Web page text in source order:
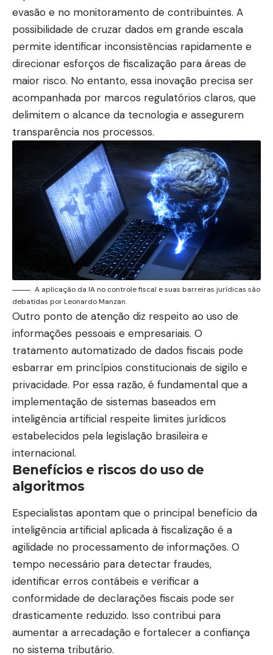
evasão e no monitoramento de contribuintes. A
possibilidade de cruzar dados em grande escala
permite identificar inconsistências rapidamente e
direcionar esforços de fiscalização para áreas de
maior risco. No entanto, essa inovação precisa ser
acompanhada por marcos regulatórios claros, que
delimitem o alcance da tecnologia e assegurem
transparência nos processos.
A aplicação da IA no controle fiscal e suas barreiras jurídicas são
debatidas por Leonardo Manzan.
Outro ponto de atenção diz respeito ao uso de
informações pessoais e empresariais. O
tratamento automatizado de dados fiscais pode
esbarrar em princípios constitucionais de sigilo e
privacidade. Por essa razão, é fundamental que a
implementação de sistemas baseados em
inteligência artificial respeite limites jurídicos
estabelecidos pela legislação brasileira e
internacional.
Benefícios e riscos do uso de
algoritmos
Especialistas apontam que o principal benefício da
inteligência artificial aplicada à fiscalização é a
agilidade no processamento de informações. O
tempo necessário para detectar fraudes,
identificar erros contábeis e verificar a
conformidade de declarações fiscais pode ser
drasticamente reduzido. Isso contribui para
aumentar a arrecadação e fortalecer a confiança
no sistema tributário.